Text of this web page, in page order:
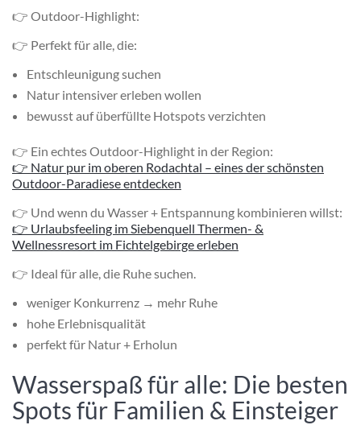
👉 Outdoor-Highlight:
👉 Perfekt für alle, die:
Entschleunigung suchen
Natur intensiver erleben wollen
bewusst auf überfüllte Hotspots verzichten
👉 Ein echtes Outdoor-Highlight in der Region:
👉 Natur pur im oberen Rodachtal – eines der schönsten
Outdoor-Paradiese entdecken
👉 Und wenn du Wasser + Entspannung kombinieren willst:
👉 Urlaubsfeeling im Siebenquell Thermen- &
Wellnessresort im Fichtelgebirge erleben
👉 Ideal für alle, die Ruhe suchen.
weniger Konkurrenz → mehr Ruhe
hohe Erlebnisqualität
perfekt für Natur + Erholun
Wasserspaß für alle: Die besten
Spots für Familien & Einsteiger